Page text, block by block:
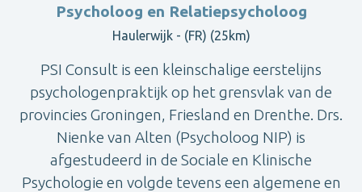
Psycholoog en Relatiepsycholoog
Haulerwijk - (FR) (25km)
PSI Consult is een kleinschalige eerstelijns
psychologenpraktijk op het grensvlak van de
provincies Groningen, Friesland en Drenthe. Drs.
Nienke van Alten (Psycholoog NIP) is
afgestudeerd in de Sociale en Klinische
Psychologie en volgde tevens een algemene en